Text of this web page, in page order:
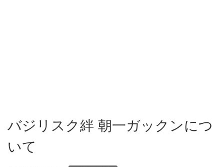
バジリスク絆 朝一ガックンにつ
いて